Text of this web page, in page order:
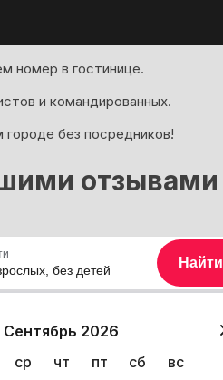
номер в гостинице.
и командированных.
без посредников!
отзывами
Сентябрь 2026
ср чт пт сб вс
без детей Найти